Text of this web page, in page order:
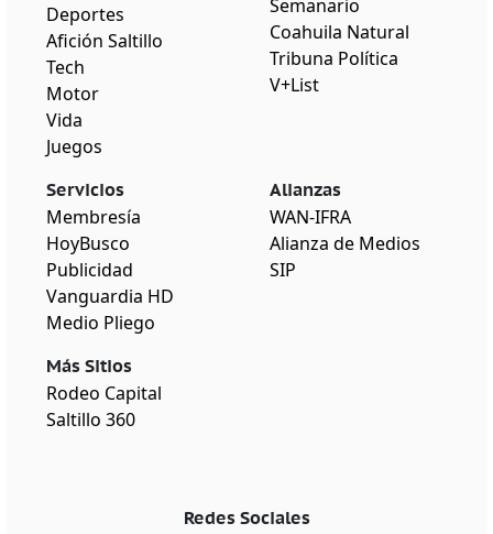
Deportes
Afición Saltillo
Tech
Motor
Vida
Juegos
Semanario
Coahuila Natural
Tribuna Política
V+List
Servicios
Membresía
HoyBusco
Publicidad
Vanguardia HD
Medio Pliego
Más Sitios
Rodeo Capital
Saltillo 360
Alianzas
WAN-IFRA
Alianza de Medios
SIP
Redes Sociales